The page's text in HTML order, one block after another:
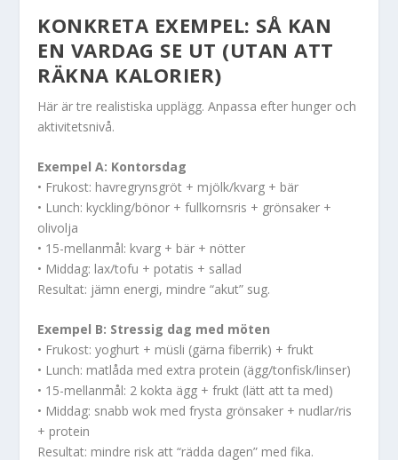
KONKRETA EXEMPEL: SÅ KAN
EN VARDAG SE UT (UTAN ATT
RÄKNA KALORIER)
Här är tre realistiska upplägg. Anpassa efter hunger och
aktivitetsnivå.
Exempel A: Kontorsdag
• Frukost: havregrynsgröt + mjölk/kvarg + bär
• Lunch: kyckling/bönor + fullkornsris + grönsaker +
olivolja
• 15-mellanmål: kvarg + bär + nötter
• Middag: lax/tofu + potatis + sallad
Resultat: jämn energi, mindre “akut” sug.
Exempel B: Stressig dag med möten
• Frukost: yoghurt + müsli (gärna fiberrik) + frukt
• Lunch: matlåda med extra protein (ägg/tonfisk/linser)
• 15-mellanmål: 2 kokta ägg + frukt (lätt att ta med)
• Middag: snabb wok med frysta grönsaker + nudlar/ris
+ protein
Resultat: mindre risk att “rädda dagen” med fika.